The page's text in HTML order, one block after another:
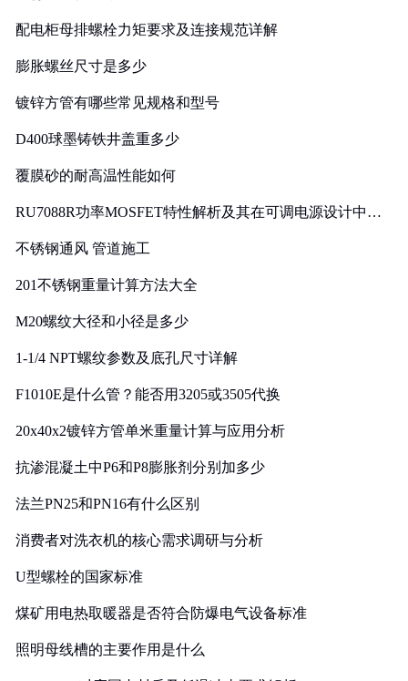
配电柜母排螺栓力矩要求及连接规范详解
膨胀螺丝尺寸是多少
镀锌方管有哪些常见规格和型号
D400球墨铸铁井盖重多少
覆膜砂的耐高温性能如何
RU7088R功率MOSFET特性解析及其在可调电源设计中的
不锈钢通风 管道施工
201不锈钢重量计算方法大全
M20螺纹大径和小径是多少
1-1/4 NPT螺纹参数及底孔尺寸详解
F1010E是什么管？能否用3205或3505代换
20x40x2镀锌方管单米重量计算与应用分析
抗渗混凝土中P6和P8膨胀剂分别加多少
法兰PN25和PN16有什么区别
消费者对洗衣机的核心需求调研与分析
U型螺栓的国家标准
煤矿用电热取暖器是否符合防爆电气设备标准
照明母线槽的主要作用是什么